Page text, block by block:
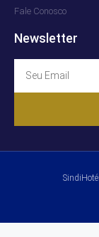
Fale Conosco
Newsletter